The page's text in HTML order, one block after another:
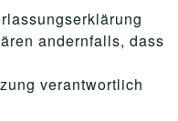
andernfalls, dass
verantwortlich